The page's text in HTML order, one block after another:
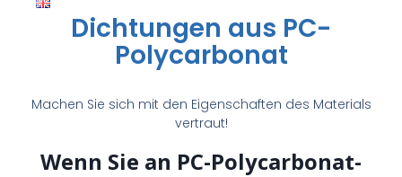
faserdichtungen
Filzdichtungen ›
Dichtungen aus PC-
Polycarbonat
Machen Sie sich mit den Eigenschaften des Materials
vertraut!
Wenn Sie an PC-Polycarbonat-